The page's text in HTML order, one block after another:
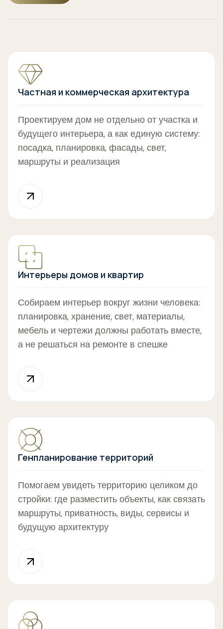
Частная и коммерческая архитектура
Проектируем дом не отдельно от участка и
будущего интерьера, а как единую систему:
посадка, планировка, фасады, свет,
маршруты и реализация
Интерьеры домов и квартир
Собираем интерьер вокруг жизни человека:
планировка, хранение, свет, материалы,
мебель и чертежи должны работать вместе,
а не решаться на ремонте в спешке
Генпланирование территорий
Помогаем увидеть территорию целиком до
стройки: где разместить объекты, как связать
маршруты, приватность, виды, сервисы и
будущую архитектуру